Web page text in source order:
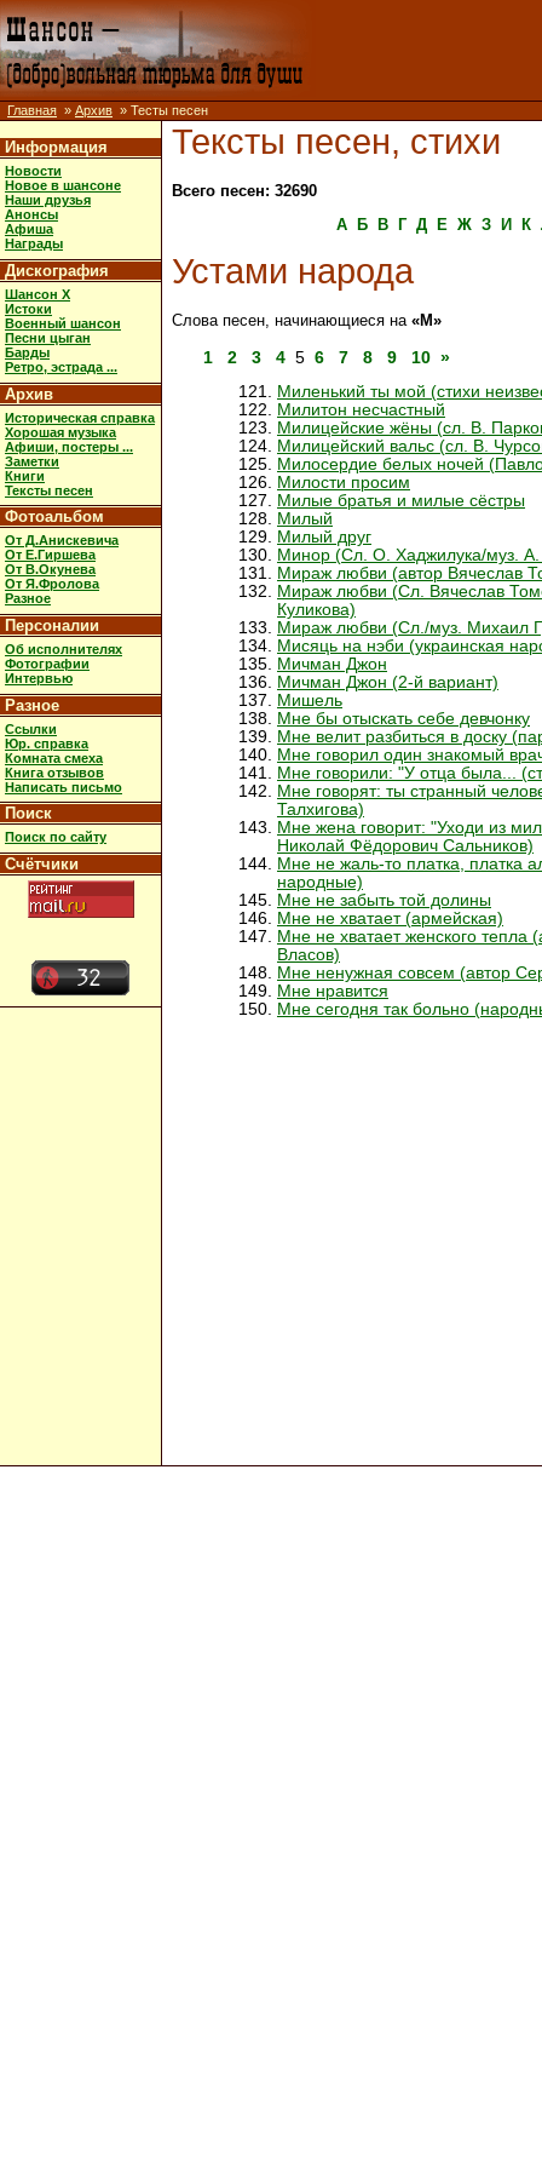
Главная » Архив » Тесты песен
Информация
Новости
Новое в шансоне
Наши друзья
Анонсы
Афиша
Награды
Дискография
Шансон X
Истоки
Военный шансон
Песни цыган
Барды
Ретро, эстрада ...
Архив
Историческая справка
Хорошая музыка
Афиши, постеры ...
Заметки
Книги
Тексты песен
Фотоальбом
От Д.Анискевича
От Е.Гиршева
От В.Окунева
От Я.Фролова
Разное
Персоналии
Об исполнителях
Фотографии
Интервью
Разное
Ссылки
Юр. справка
Комната смеха
Книга отзывов
Написать письмо
Поиск
Поиск по сайту
Счётчики
Тексты песен, стихи
Всего песен: 32690
А
Б В Г Д Е Ж З И К
Устами народа
Слова песен, начинающиеся на «М»
1 2 3 4 5 6 7 8 9 10 »
Миленький ты мой (стихи
Милитон несчастный
Милицейские жёны (сл. В.
Милицейский вальс (сл. В.
Милосердие белых ночей
Милости просим
Милые братья и милые сёстры
Милый
Милый друг
Минор (Сл. О. Хаджилука/муз. А.
Мираж любви (автор Вячеслав
Мираж любви (Сл. Вячеслав
Куликова)
Мираж любви (Сл./муз. Михаил
Мисяць на нэби (украинская
Мичман Джон
Мичман Джон (2-й вариант)
Мишель
Мне бы отыскать себе девчонку
Мне велит разбиться в доску
Мне говорил один знакомый
Мне говорили: "У отца была...
Мне говорят: ты странный
Талхигова)
Мне жена говорит: "Уходи из
Николай Фёдорович Сальников)
Мне не жаль-то платка, платка
народные)
Мне не забыть той долины
Мне не хватает (армейская)
Мне не хватает женского тепла
Власов)
Мне ненужная совсем (автор
Мне нравится
Мне сегодня так больно